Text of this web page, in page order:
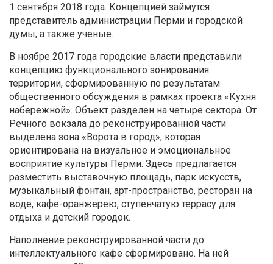
1 сентября 2018 года. Концепцией займутся
представитель администрации Перми и городской
думы, а также ученые.
В ноябре 2017 года городские власти представили
концепцию функционального зонирования
территории, сформированную по результатам
общественного обсуждения в рамках проекта «Кухня
набережной». Объект разделен на четыре сектора. От
Речного вокзала до реконструированной части
выделена зона «Ворота в город», которая
ориентирована на визуальное и эмоциональное
восприятие культуры Перми. Здесь предлагается
разместить выставочную площадь, парк искусств,
музыкальный фонтан, арт-пространство, ресторан на
воде, кафе-оранжерею, ступенчатую террасу для
отдыха и детский городок.
Наполнение реконструированной части до
интеллектуального кафе сформировано. На ней